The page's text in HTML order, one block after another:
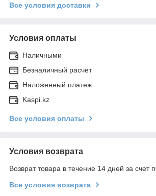
Все условия доставки
Условия оплаты
Наличными
Безналичный расчет
Наложенный платеж
Kaspi.kz
Все условия оплаты
Условия возврата
Возврат товара в течение 14 дней за счет
Все условия возврата